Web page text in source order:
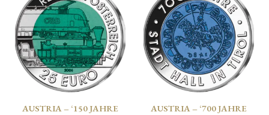
AUSTRIA – ‘150 JAHRE
AUSTRIA – ‘700 JAHRE